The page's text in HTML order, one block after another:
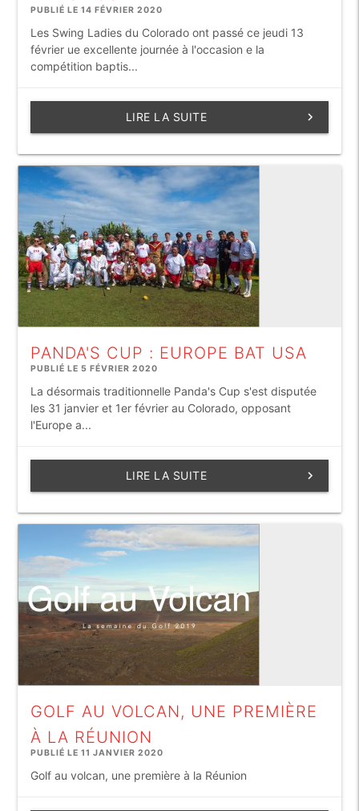
PUBLIÉ LE 14 FÉVRIER 2020
Les Swing Ladies du Colorado ont passé ce jeudi 13
février ue excellente journée à l'occasion e la
compétition baptis...
keyboard_arrow_right
LIRE LA SUITE
PANDA'S CUP : EUROPE BAT USA
PUBLIÉ LE 5 FÉVRIER 2020
La désormais traditionnelle Panda's Cup s'est disputée
les 31 janvier et 1er février au Colorado, opposant
l'Europe a...
keyboard_arrow_right
LIRE LA SUITE
GOLF AU VOLCAN, UNE PREMIÈRE
À LA RÉUNION
PUBLIÉ LE 11 JANVIER 2020
Golf au volcan, une première à la Réunion